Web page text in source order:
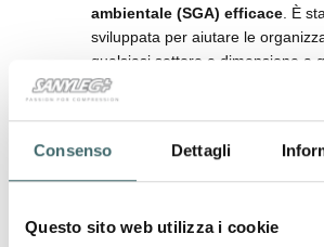
Consenso Dettagli
Questo sito web utilizza i cookie
ambientale (SGA) efficace. È
sviluppata per aiutare le
qualsiasi settore e dimensione a
modo più responsabile gli impatti